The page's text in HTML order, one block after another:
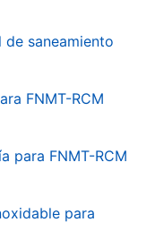
saneamiento
FNMT-RCM
para FNMT-RCM
para